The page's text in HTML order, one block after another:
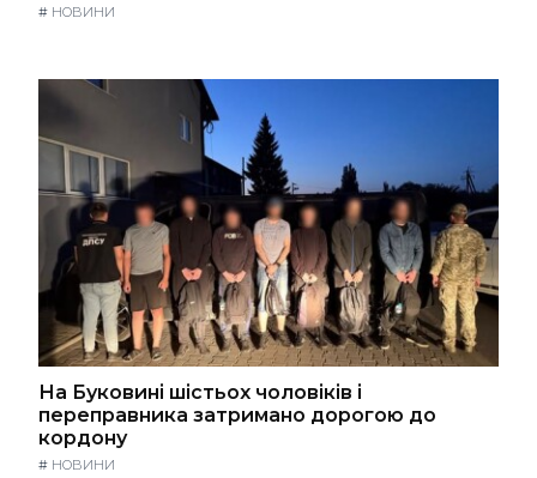
# НОВИНИ
На Буковині шістьох чоловіків і
переправника затримано дорогою до
кордону
# НОВИНИ